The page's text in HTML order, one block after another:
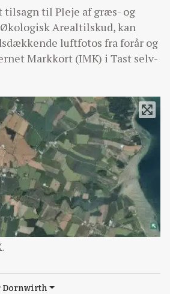
tilsagn til Pleje af græs- og
Arealtilskud, kan
luftfotos fra forår og
Markkort (IMK) i Tast selv-
Dornwirth